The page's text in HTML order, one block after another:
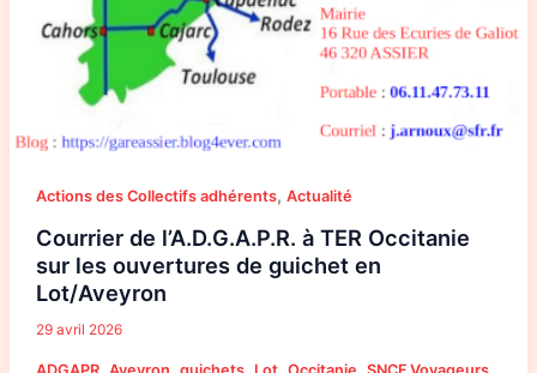
Actions des Collectifs adhérents, Actualité
Courrier de l’A.D.G.A.P.R. à TER Occitanie
sur les ouvertures de guichet en
Lot/Aveyron
29 avril 2026
guichet
en
Lot/Aveyron